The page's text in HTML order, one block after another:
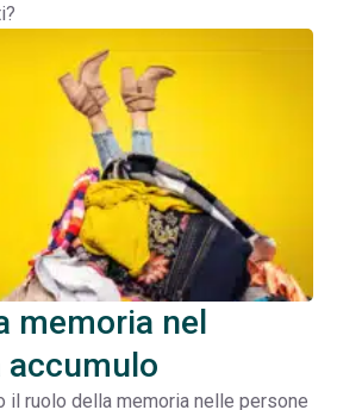
memoria nel
accumulo
il ruolo della memoria nelle persone